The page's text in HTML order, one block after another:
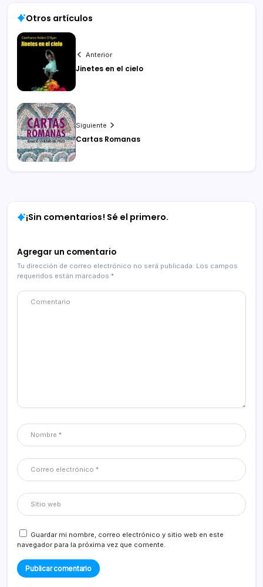
Otros artículos
Anterior
Jinetes en el cielo
Siguiente
Cartas Romanas
¡Sin comentarios! Sé el primero.
Agregar un comentario
Tu dirección de correo electrónico no será publicada. Los campos
requeridos están marcados *
Guardar mi nombre, correo electrónico y sitio web en este
navegador para la próxima vez que comente.